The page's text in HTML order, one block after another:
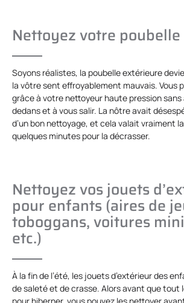
Nettoyez votre poubelle
Soyons réalistes, la poubelle extérieure
la vôtre sent effroyablement mauvais. Vous
grâce à votre nettoyeur haute pression
dedans et à vous salir. La nôtre avait
d’un bon nettoyage, et cela valait vraiment
quelques minutes pour la décrasser.
Nettoyez vos jouets
pour enfants (aires de
toboggans, voitures
etc.)
À la fin de l’été, les jouets d’extérieur des
de saleté et de crasse. Alors avant que tout